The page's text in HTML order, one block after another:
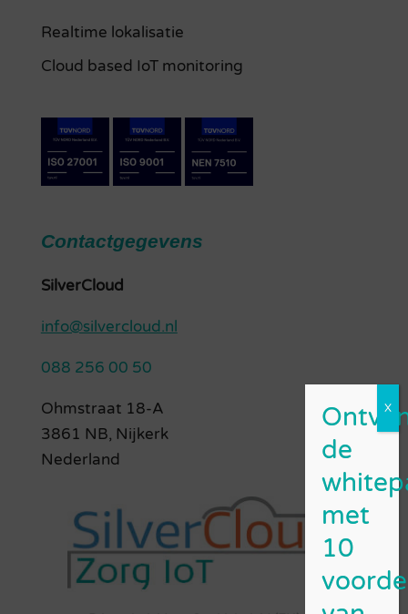
Realtime lokalisatie
Cloud based IoT monitoring
Contactgegevens
SilverCloud
info@silvercloud.nl
088 256 00 50
Ohmstraat 18-A
3861 NB, Nijkerk
Nederland